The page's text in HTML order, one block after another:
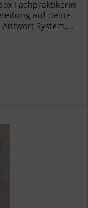
Fachpraktikerin
auf deine
System,...